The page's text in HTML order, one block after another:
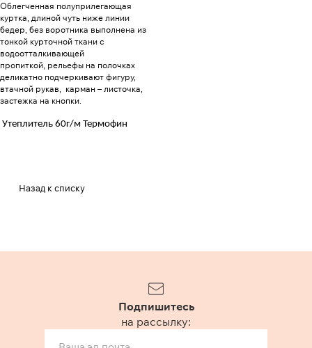
Облегченная полуприлегающая
куртка, длиной чуть ниже линии
бедер, без воротника выполнена из
тонкой курточной ткани с
водоотталкивающей
пропиткой, рельефы на полочках
деликатно подчеркивают фигуру,
втачной рукав, карман – листочка,
застежка на кнопки.
Утеплитель 60г/м Термофин
Назад к списку
Подпишитесь
на рассылку: